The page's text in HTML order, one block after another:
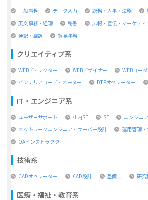
一般事務 データ入力 総務・人事・法務
英文事務・経理
秘書 広報・宣伝・マーケティ
通訳・翻訳
貿易事務
クリエイティブ系
WEBディレクター WEBデザイナー WEBコー
インテリアコーディネーター
DTPオペレーター
IT・エンジニア系
ユーザーサポート 社内SE SE
エンジニア
ネットワークエンジニア・サーバー設計
運用管理・
OAインストラクター
技術系
CADオペレーター CAD設計 整備士 研究
医療・福祉・教育系